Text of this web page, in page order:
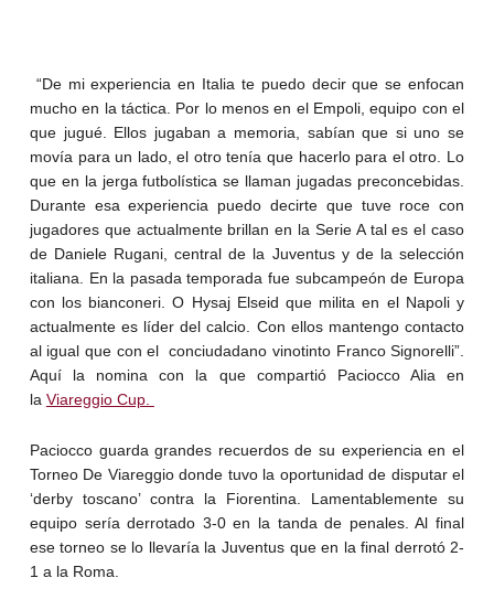
“De mi experiencia en Italia te puedo decir que se enfocan
mucho en la táctica. Por lo menos en el Empoli, equipo con el
que jugué. Ellos jugaban a memoria, sabían que si uno se
movía para un lado, el otro tenía que hacerlo para el otro. Lo
que en la jerga futbolística se llaman jugadas preconcebidas.
Durante esa experiencia puedo decirte que tuve roce con
jugadores que actualmente brillan en la Serie A tal es el caso
de Daniele Rugani, central de la Juventus y de la selección
italiana. En la pasada temporada fue subcampeón de Europa
con los bianconeri. O Hysaj Elseid que milita en el Napoli y
actualmente es líder del calcio. Con ellos mantengo contacto
al igual que con el conciudadano vinotinto Franco Signorelli”.
Aquí la nomina con la que compartió Paciocco Alia en
la Viareggio Cup.
Paciocco guarda grandes recuerdos de su experiencia en el
Torneo De Viareggio donde tuvo la oportunidad de disputar el
‘derby toscano’ contra la Fiorentina. Lamentablemente su
equipo sería derrotado 3-0 en la tanda de penales. Al final
ese torneo se lo llevaría la Juventus que en la final derrotó 2-
1 a la Roma.